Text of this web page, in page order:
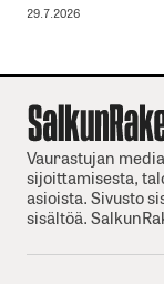
29.7.2026
Vaurastujan
sijoittamisesta,
asioista. Sivusto
sisältöä.